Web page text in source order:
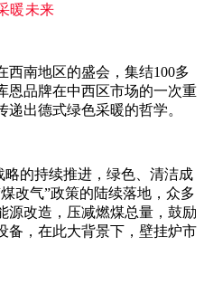
暖未来
西南地区的盛会，集结100多
恩品牌在中西区市场的一次重
出德式绿色采暖的哲学。
略的持续推进，绿色、清洁成
改气”政策的陆续落地，众多
源改造，压减燃煤总量，鼓励
备，在此大背景下，壁挂炉市